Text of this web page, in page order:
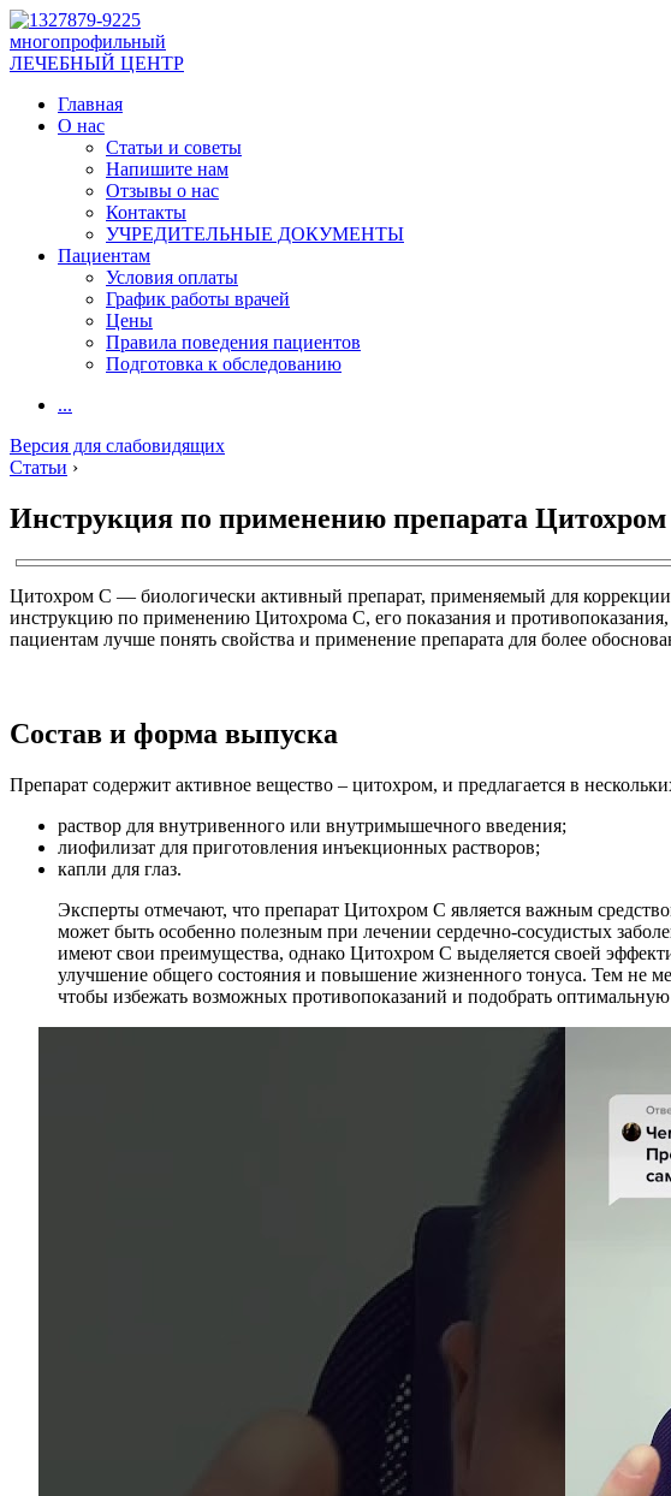
многопрофильный
ЛЕЧЕБНЫЙ ЦЕНТР
Главная
О нас
Статьи и советы
Напишите нам
Отзывы о нас
Контакты
УЧРЕДИТЕЛЬНЫЕ ДОКУМЕНТЫ
Пациентам
Условия оплаты
График работы врачей
Цены
Правила поведения пациентов
Подготовка к обследованию
...
Версия для слабовидящих
Статьи ›
Инструкция по применению препарата
Цитохром C — биологически активный препарат, применяемый для
инструкцию по применению Цитохрома C, его показания и
пациентам лучше понять свойства и применение препарата для более
Состав и форма выпуска
Препарат содержит активное вещество – цитохром, и предлагается в
раствор для внутривенного или внутримышечного введения;
лиофилизат для приготовления инъекционных растворов;
капли для глаз.
Эксперты отмечают, что препарат Цитохром C является важным
может быть особенно полезным при лечении сердечно-сосудистых
имеют свои преимущества, однако Цитохром C выделяется своей
улучшение общего состояния и повышение жизненного тонуса. Тем не
чтобы избежать возможных противопоказаний и подобрать оптимальную